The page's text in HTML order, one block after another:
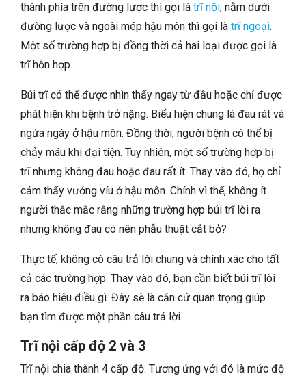
thành phía trên đường lược thì gọi là trĩ nội; nằm dưới
đường lược và ngoài mép hậu môn thì gọi là trĩ ngoại.
Một số trường hợp bị đồng thời cả hai loại được gọi là
trĩ hỗn hợp.
Búi trĩ có thể được nhìn thấy ngay từ đầu hoặc chỉ được
phát hiện khi bệnh trở nặng. Biểu hiện chung là đau rát và
ngứa ngáy ở hậu môn. Đồng thời, người bệnh có thể bị
chảy máu khi đại tiện. Tuy nhiên, một số trường hợp bị
trĩ nhưng không đau hoặc đau rất ít. Thay vào đó, họ chỉ
cảm thấy vướng víu ở hậu môn. Chính vì thế, không ít
người thắc mắc rằng những trường hợp búi trĩ lòi ra
nhưng không đau có nên phẫu thuật cắt bỏ?
Thực tế, không có câu trả lời chung và chính xác cho tất
cả các trường hợp. Thay vào đó, bạn cần biết búi trĩ lòi
ra báo hiệu điều gì. Đây sẽ là căn cứ quan trọng giúp
bạn tìm được một phần câu trả lời.
Trĩ nội cấp độ 2 và 3
Trĩ nội chia thành 4 cấp độ. Tương ứng với đó là mức độ